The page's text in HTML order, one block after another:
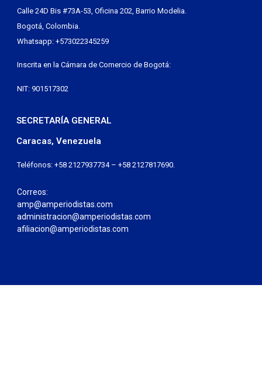
Calle 24D Bis #73A-53, Oficina 202, Barrio Modelia.
Bogotá, Colombia.
Whatsapp: +573022345259
Inscrita en la Cámara de Comercio de Bogotá:
NIT: 901517302
SECRETARÍA GENERAL
Caracas, Venezuela
Teléfonos: +58 2127937734 – +58 2127817690.
Correos:
amp@amperiodistas.com
administracion@amperiodistas.com
afiliacion@amperiodistas.com